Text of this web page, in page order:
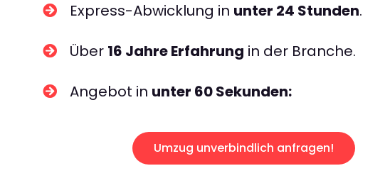
Express-Abwicklung in unter 24 Stunden.
Über 16 Jahre Erfahrung in der Branche.
Angebot in unter 60 Sekunden:
Umzug unverbindlich anfragen!